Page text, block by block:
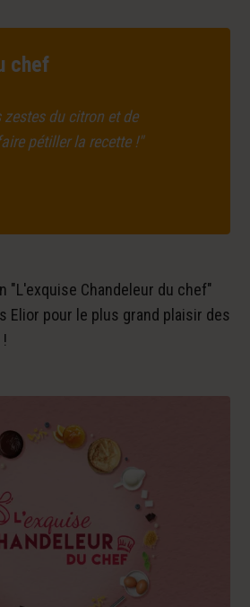
chef
zestes du citron et de
pétiller la recette !"
"L'exquise Chandeleur du chef"
Elior pour le plus grand plaisir des